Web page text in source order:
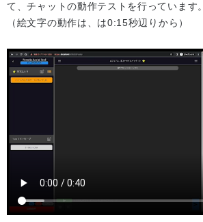
て、チャットの動作テストを行っています。
（絵文字の動作は、は0:15秒辺りから）